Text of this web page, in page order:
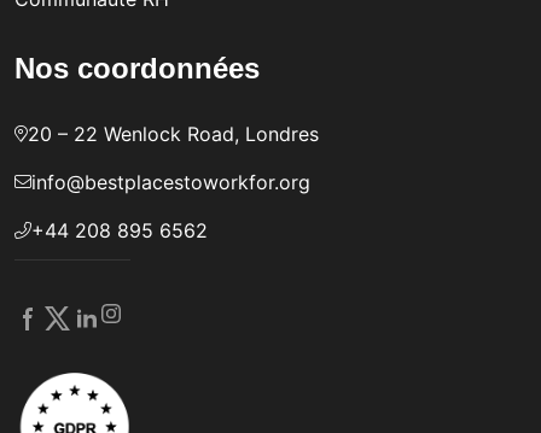
Nos coordonnées
20 – 22 Wenlock Road, Londres
info@bestplacestoworkfor.org
+44 208 895 6562